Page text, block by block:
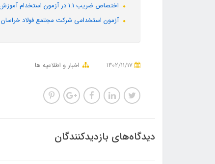
اختصاص ضریب 1.1 در آزمون استخدام آموزش و پرورش به تأیید شورای نگهبان رسید
آزمون استخدامی شرکت مجتمع فولاد خراسان
اخبار و اطلاعیه ها
دیدگاه‌های بازدیدکنندگان